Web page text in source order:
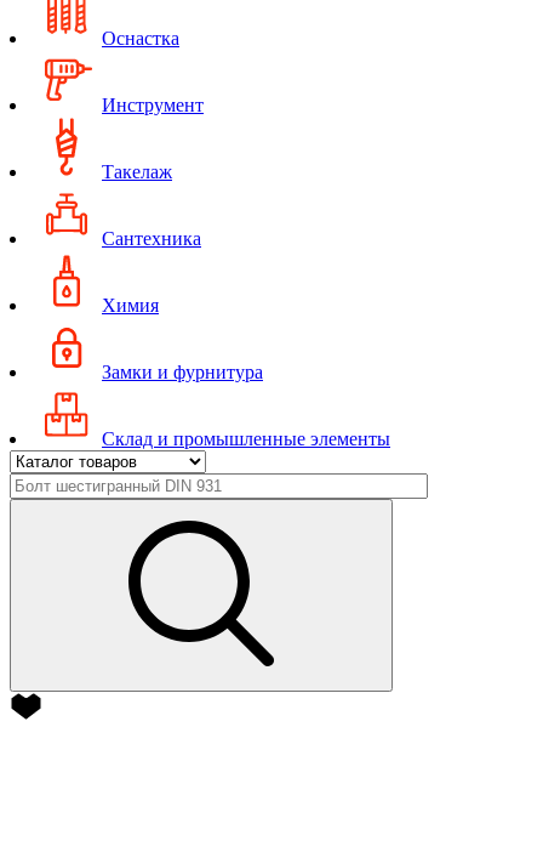
Оснастка
Инструмент
Такелаж
Сантехника
Химия
Замки и фурнитура
Склад и промышленные элементы